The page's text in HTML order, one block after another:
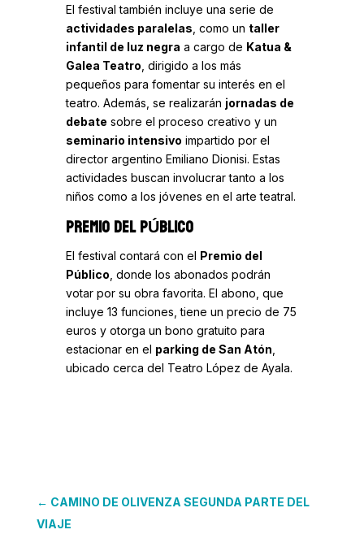
El festival también incluye una serie de
actividades paralelas , como un taller
infantil de luz negra a cargo de Katua &
Galea Teatro , dirigido a los más
pequeños para fomentar su interés en el
teatro. Además, se realizarán jornadas de
debate sobre el proceso creativo y un
seminario intensivo impartido por el
director argentino Emiliano Dionisi. Estas
actividades buscan involucrar tanto a los
niños como a los jóvenes en el arte teatral.
PREMIO DEL PÚBLICO
El festival contará con el Premio del
Público , donde los abonados podrán
votar por su obra favorita. El abono, que
incluye 13 funciones, tiene un precio de 75
euros y otorga un bono gratuito para
estacionar en el parking de San Atón
ubicado cerca del Teatro López de Ayala.
← CAMINO DE OLIVENZA SEGUNDA PARTE DEL
VIAJE